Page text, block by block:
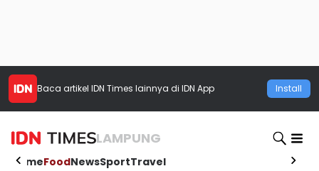
Baca artikel IDN Times lainnya di IDN App Install
LAMPUNG
HomeFoodNewsSportTravel